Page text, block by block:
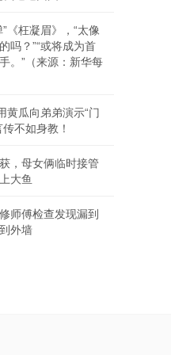
《枉凝眉》，“太像
吗？”“或将成为首
。”（来源：新华每
黄瓜向弟弟演示“门
不如身教！
，母女俩临时接管
大鱼
师傅检查发现漏到
外墙